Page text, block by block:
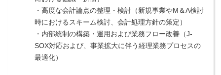
・高度な会計論点の整理・検討（新規事業やM＆A検討
時におけるスキーム検討、会計処理方針の策定）
・内部統制の構築・運用および業務フロー改善（J-
SOX対応および、事業拡大に伴う経理業務プロセスの
最適化）